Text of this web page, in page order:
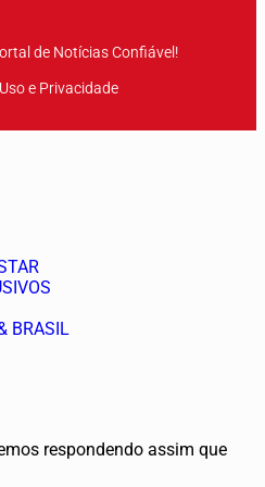
de Notícias Confiável!
e Privacidade
BRASIL
respondendo assim que